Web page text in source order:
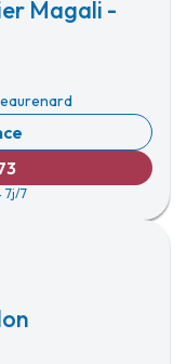
Magali -
7j/7